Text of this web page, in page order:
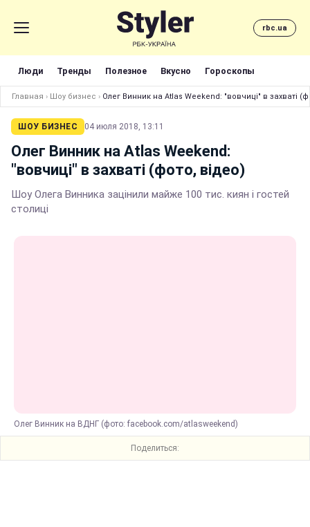
rbc.ua
Люди Тренды Полезное Вкусно Гороскопы
Главная › Шоу бизнес › Олег Винник на Atlas Weekend: "вовчиці" в захваті
ШОУ БИЗНЕС 04 июля 2018, 13:11
Олег Винник на Atlas Weekend:
"вовчиці" в захваті (фото, відео)
Шоу Олега Винника зацінили майже 100 тис. киян і гостей
столиці
Олег Винник на ВДНГ (фото: facebook.com/atlasweekend)
Поделиться: